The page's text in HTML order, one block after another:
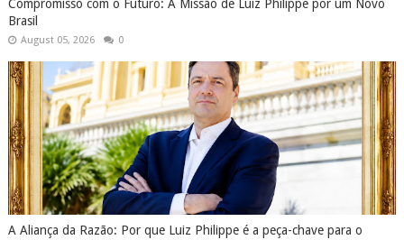
Compromisso com o Futuro: A Missão de Luiz Philippe por um Novo
Brasil
August 05, 2026 0
A Aliança da Razão: Por que Luiz Philippe é a peça-chave para o